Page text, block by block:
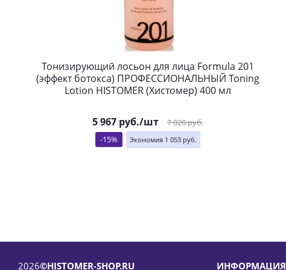
Тонизирующий лосьон для лица Formula 201
(эффект ботокса) ПРОФЕССИОНАЛЬНЫЙ Toning
Lotion HISTOMER (Хистомер) 400 мл
5 967 руб./шт 7 020руб.
-15% Экономия 1 053руб.
2026©HISTOMER-SHOP.RU ИНФОРМАЦИЯ